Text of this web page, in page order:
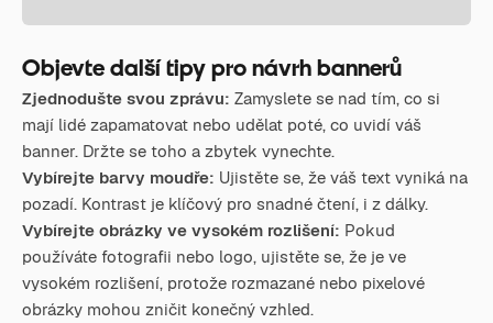
Objevte další tipy pro návrh bannerů
Zjednodušte svou zprávu: Zamyslete se nad tím, co si
mají lidé zapamatovat nebo udělat poté, co uvidí váš
banner. Držte se toho a zbytek vynechte.
Vybírejte barvy moudře: Ujistěte se, že váš text vyniká na
pozadí. Kontrast je klíčový pro snadné čtení, i z dálky.
Vybírejte obrázky ve vysokém rozlišení: Pokud
používáte fotografii nebo logo, ujistěte se, že je ve
vysokém rozlišení, protože rozmazané nebo pixelové
obrázky mohou zničit konečný vzhled.